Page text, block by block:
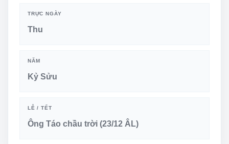
TRỰC NGÀY
Thu
NĂM
Kỷ Sửu
LỄ / TẾT
Ông Táo chầu trời (23/12 ÂL)